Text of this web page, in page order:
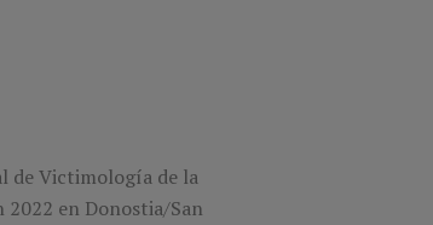
de Victimología de la
2022 en Donostia/San